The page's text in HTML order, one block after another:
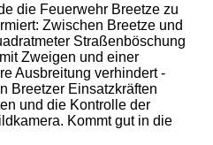
die Feuerwehr Breetze zu
Zwischen Breetze und
Straßenböschung
Zweigen und einer
Ausbreitung verhindert -
Breetzer Einsatzkräften
und die Kontrolle der
Kommt gut in die